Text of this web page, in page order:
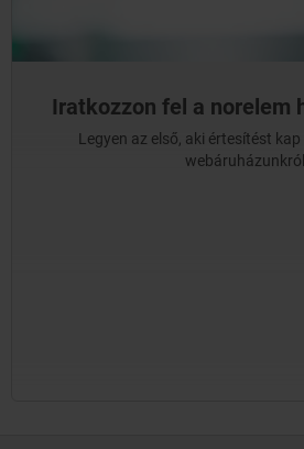
Iratkozzon fel a norelem
Legyen az első, aki értesítést